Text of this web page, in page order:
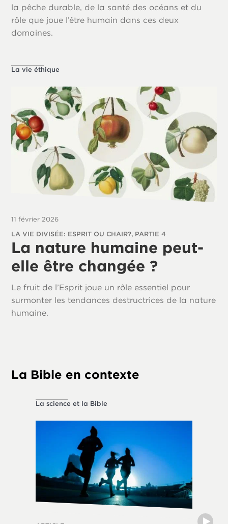
la pêche durable, de la santé des océans et du
rôle que joue l’être humain dans ces deux
domaines.
La vie éthique
11 février 2026
LA VIE DIVISÉE: ESPRIT OU CHAIR?, PARTIE 4
La nature humaine peut-
elle être changée ?
Le fruit de l’Esprit joue un rôle essentiel pour
surmonter les tendances destructrices de la nature
humaine.
La Bible en contexte
La science et la Bible